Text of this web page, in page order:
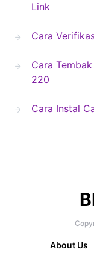
Link
Cara
Cara
220
Cara Instal
About Us